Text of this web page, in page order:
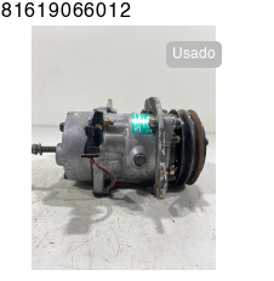
81619066012
Usado